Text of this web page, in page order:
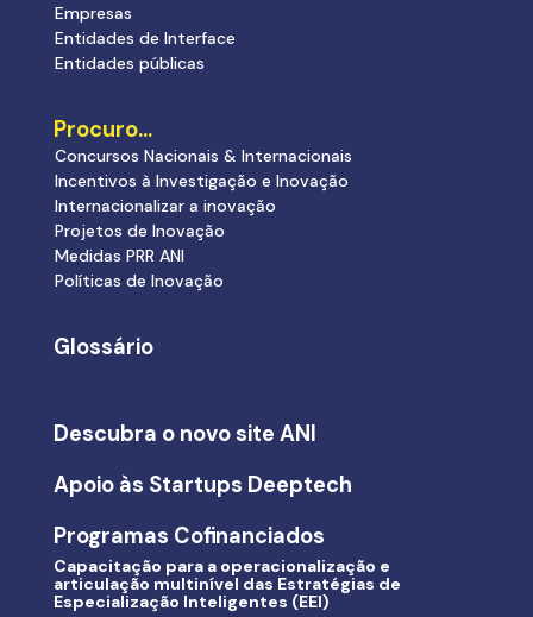
Empresas
Entidades de Interface
Entidades públicas
Procuro…
Concursos Nacionais & Internacionais
Incentivos à Investigação e Inovação
Internacionalizar a inovação
Projetos de Inovação
Medidas PRR ANI
Políticas de Inovação
Glossário
Descubra o novo site ANI
Apoio às Startups Deeptech
Programas Cofinanciados
Capacitação para a operacionalização e
articulação multinível das Estratégias de
Especialização Inteligentes (EEI)